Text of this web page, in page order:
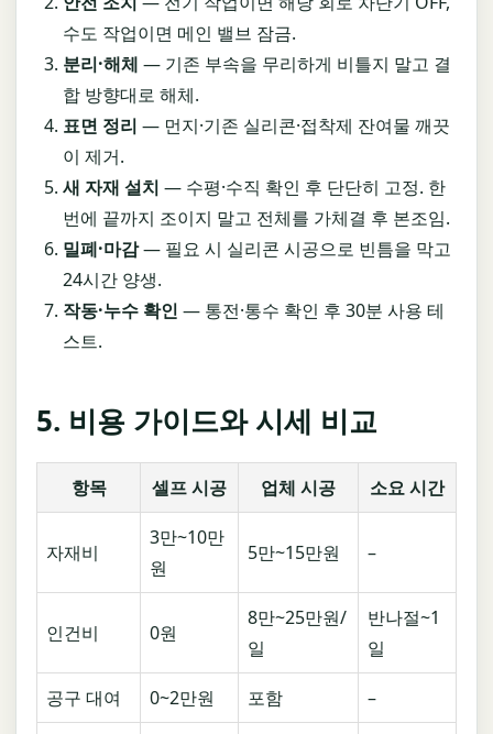
수도 작업이면 메인 밸브 잠금.
분리·해체 — 기존 부속을 무리하게 비틀지 말고 결
합 방향대로 해체.
표면 정리 — 먼지·기존 실리콘·접착제 잔여물 깨끗
이 제거.
새 자재 설치 — 수평·수직 확인 후 단단히 고정. 한
번에 끝까지 조이지 말고 전체를 가체결 후 본조임.
밀폐·마감— 필요 시 실리콘 시공으로 빈틈을 막고
24시간 양생.
작동·누수 확인 — 통전·통수 확인 후 30분 사용 테
스트.
5. 비용 가이드와 시세 비교
항목 셀프 시공 업체 시공 소요 시간
자재비
3만~10만
원
5만~15만원 –
인건비 0원
8만~25만원/
일
반나절~1
일
공구 대여 0~2만원 포함 –